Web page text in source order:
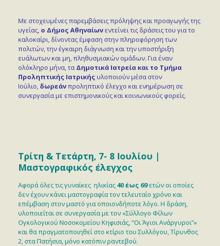
Με στοχευμένες παρεμβάσεις πρόληψης και προαγωγής της
υγείας, ο Δήμος Αθηναίωνεντείνει τις δράσεις του για το
καλοκαίρι, δίνοντας έμφαση στην πληροφόρηση των
πολιτών, την έγκαιρη διάγνωση και την υποστήριξη
ευάλωτων και μη, πληθυσμιακών ομάδων. Για έναν
ολόκληρο μήνα, τα Δημοτικά Ιατρεία και το Τμήμα
Προληπτικής Ιατρικής υλοποιούν μέσα στον
Ιούλιο, δωρεάνπροληπτικό έλεγχο και ενημέρωση σε
συνεργασία με επιστημονικούς και κοινωνικούς φορείς.
Τρίτη & Τετάρτη, 7- 8 Ιουλίου |
Μαστογραφικός έλεγχος
Αφορά όλες τις γυναίκες ηλικίας 40 έως 69ετών οι οποίες
δεν έχουν κάνει μαστογραφία τον τελευταίο χρόνο και
επέμβαση στον μαστό για οποιονδήποτε λόγο. Η δράση,
υλοποιείται σε συνεργασία με τον «Σύλλογο Φίλων
Ογκολογικού Νοσοκομείου Κηφισιάς, “Οι Άγιοι Ανάργυροι”»
και θα πραγματοποιηθεί στο κτίριο του Συλλόγου, Τίρυνθος
2, στα Πατήσια, μόνο κατόπιν ραντεβού.